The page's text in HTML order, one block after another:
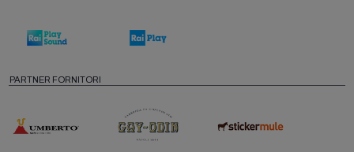
PARTNER FORNITORI